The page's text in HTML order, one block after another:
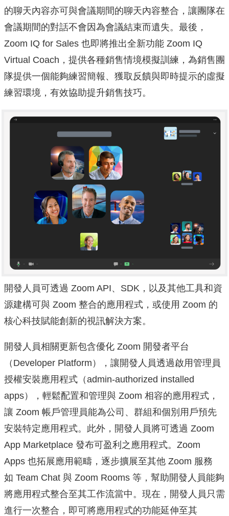
的聊天內容亦可與會議期間的聊天內容整合， 讓團隊在
會議期間的對話不會因為會議結束而遺失。最後，
Zoom IQ for Sales 也即將推出全新功能 Zoom IQ
Virtual Coach，提供各種銷售情境模擬訓練， 為銷售團
隊提供一個能夠練習簡報、 獲取反饋與即時提示的虛擬
練習環境，有效協助提升銷售技巧。
開發人員可透過 Zoom API、SDK，以及其他工具和資
源建構可與 Zoom 整合的應用程式，或使用 Zoom 的
核心科技賦能創新的視訊解決方案。
開發人員相關更新包含優化 Zoom 開發者平台
（Developer Platform）， 讓開發人員透過啟用管理員
授權安裝應用程式（admin-authorized installed
apps），輕鬆配置和管理與 Zoom 相容的應用程式，
讓 Zoom 帳戶管理員能為公司、群組和個別用戶預先
安裝特定應用程式。 此外，開發人員將可透過 Zoom
App Marketplace 發布可盈利之應用程式。Zoom
Apps 也拓展應用範疇，逐步擴展至其他 Zoom 服務
如 Team Chat 與 Zoom Rooms 等，幫助開發人員能夠
將應用程式整合至其工作流當中。現在， 開發人員只需
進行一次整合，即可將應用程式的功能延伸至其